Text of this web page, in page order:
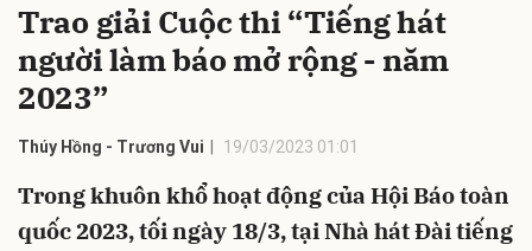
Trao giải Cuộc thi “Tiếng hát
người làm báo mở rộng - năm
2023”
Thúy Hồng - Trương Vui 19/03/2023 01:01
Trong khuôn khổ hoạt động của Hội Báo toàn
quốc 2023, tối ngày 18/3, tại Nhà hát Đài tiếng